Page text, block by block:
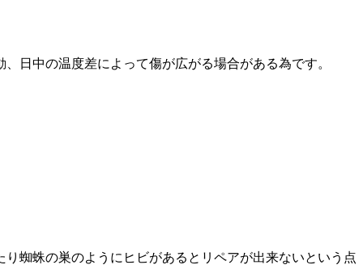
日中の温度差によって傷が広がる場合がある為です。
蜘蛛の巣のようにヒビがあるとリペアが出来ないという点